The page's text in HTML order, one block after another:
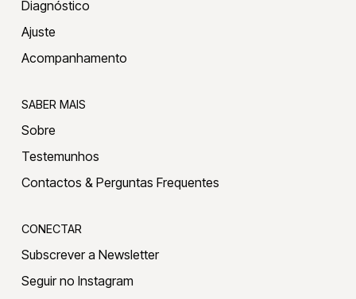
Diagnóstico
Ajuste
Acompanhamento
SABER MAIS
Sobre
Testemunhos
Contactos & Perguntas Frequentes
CONECTAR
Subscrever a Newsletter
Seguir no Instagram